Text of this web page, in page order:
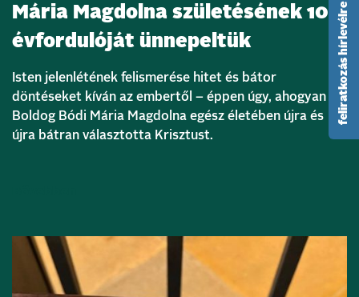
Mária Magdolna születésének 105.
évfordulóját ünnepeltük
Isten jelenlétének felismerése hitet és bátor
döntéseket kíván az embertől – éppen úgy, ahogyan
Boldog Bódi Mária Magdolna egész életében újra és
újra bátran választotta Krisztust.
feliratkozás hírlevélre